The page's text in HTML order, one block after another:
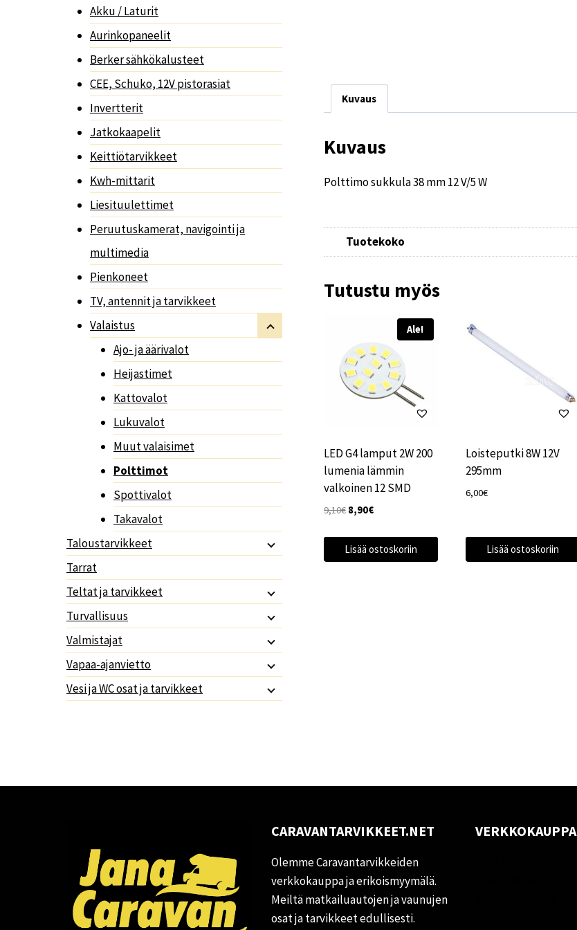
Kuvaus
Kuvaus
Polttimo sukkula 38 mm 12 V/5 W
Tuotekoko
Tutustu myös
Ale!
LED G4 lamput 2W 200
lumenia lämmin
valkoinen 12 SMD
9,10€ Alkuperäinen
oli:
9,10€.
8,90€Nykyinen
on:
8,90€.
Lisää ostoskoriin
Loisteputki 8W 12V
295mm
6,00€
Lisää ostoskoriin
Akku / Laturit
Aurinkopaneelit
Berker sähkökalusteet
CEE, Schuko, 12V pistorasiat
Invertterit
Jatkokaapelit
Keittiötarvikkeet
Kwh-mittarit
Liesituulettimet
Peruutuskamerat, navigointi ja
multimedia
Pienkoneet
TV, antennit ja tarvikkeet
Valaistus
Ajo- ja äärivalot
Heijastimet
Kattovalot
Lukuvalot
Muut valaisimet
Polttimot
Spottivalot
Takavalot
Taloustarvikkeet
Tarrat
Teltat ja tarvikkeet
Turvallisuus
Valmistajat
Vapaa-ajanvietto
Vesi ja WC osat ja tarvikkeet
CARAVANTARVIKKEET.NET
Olemme Caravantarvikkeiden
verkkokauppa ja erikoismyymälä.
Meiltä matkailuautojen ja vaunujen
osat ja tarvikkeet edullisesti.
VERKKOKAUPPA